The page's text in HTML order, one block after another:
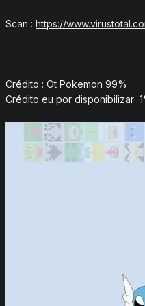
Scan : https://
Crédito : Ot Pokemon 99%
Crédito eu por disponibilizar